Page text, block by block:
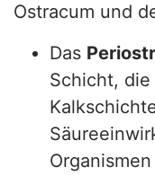
Ostracum und
Das
Schicht,